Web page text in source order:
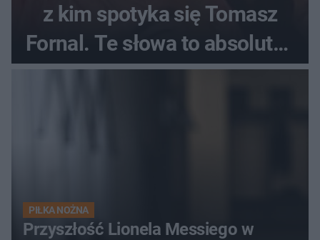
z kim spotyka się Tomasz
Fornal. Te słowa to absolutny
hit
PIŁKA NOŻNA
Przyszłość Lionela Messiego w